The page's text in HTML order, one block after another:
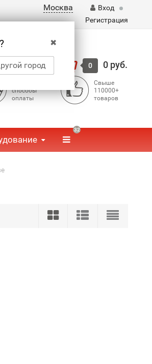
Москва
✖
город
Вход
Регистрация
Корзина 0 0 руб.
способы
оплаты
Свыше
110000+
товаров
32